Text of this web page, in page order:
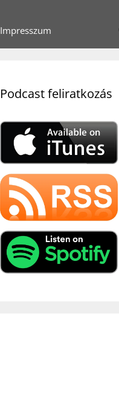
Impresszum
Podcast feliratkozás